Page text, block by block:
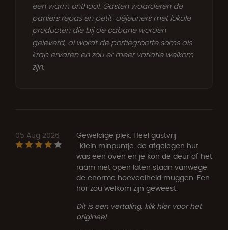
een warm onthaal. Gasten waarderen de
paniers repas en petit-déjeuners met lokale
producten die bij de cabane worden
geleverd, al wordt de portiegrootte soms als
krap ervaren en zou er meer variatie welkom
zijn.
05 Aug 2026
Geweldige plek. Heel gastvrij
. Klein minpuntje: de afgelegen hut
was een oven en je kon de deur of het
raam niet open laten staan vanwege
de enorme hoeveelheid muggen. Een
hor zou welkom zijn geweest.
Dit is een vertaling, klik hier voor het
origineel